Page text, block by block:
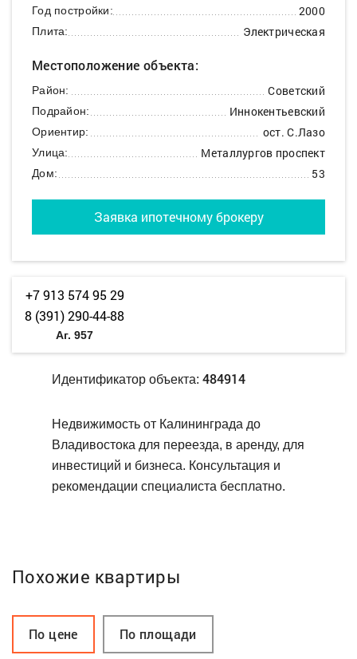
Год постройки: 2000
Плита: Электрическая
Местоположение объекта:
Район: Советский
Подрайон: Иннокентьевский
Ориентир: ост. С.Лазо
Улица: Металлургов проспект
Дом: 53
Заявка ипотечному брокеру
+7 913 574 95 29
8 (391) 290-44-88
Аг. 957
Идентификатор объекта: 484914
Недвижимость от Калининграда до
Владивостока для переезда, в аренду, для
инвестиций и бизнеса. Консультация и
рекомендации специалиста бесплатно.
Похожие квартиры
По цене По площади